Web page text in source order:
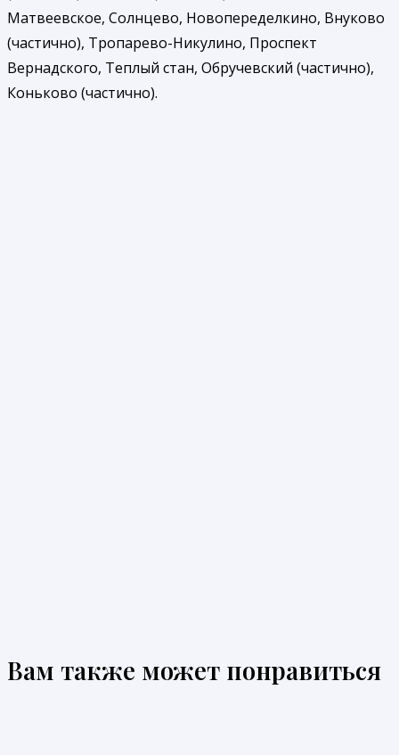
Матвеевское, Солнцево, Новопеределкино, Внуково
(частично), Тропарево-Никулино, Проспект
Вернадского, Теплый стан, Обручевский (частично),
Коньково (частично).
Вам также может понравиться